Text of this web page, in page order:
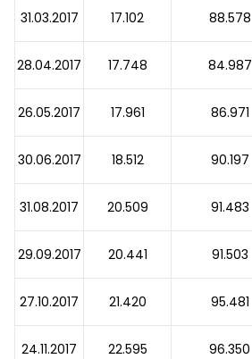
31.03.2017 17.102 88.578
28.04.2017 17.748 84.987
26.05.2017 17.961 86.971
30.06.2017 18.512 90.197
31.08.2017 20.509 91.483
29.09.2017 20.441 91.503
27.10.2017 21.420 95.481
24.11.2017 22.595 96.350